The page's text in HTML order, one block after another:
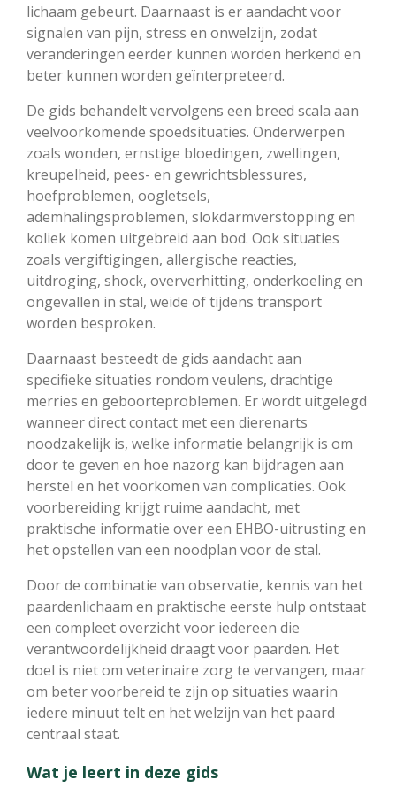
lichaam gebeurt. Daarnaast is er aandacht voor
signalen van pijn, stress en onwelzijn, zodat
veranderingen eerder kunnen worden herkend en
beter kunnen worden geïnterpreteerd.
De gids behandelt vervolgens een breed scala aan
veelvoorkomende spoedsituaties. Onderwerpen
zoals wonden, ernstige bloedingen, zwellingen,
kreupelheid, pees- en gewrichtsblessures,
hoefproblemen, oogletsels,
ademhalingsproblemen, slokdarmverstopping en
koliek komen uitgebreid aan bod. Ook situaties
zoals vergiftigingen, allergische reacties,
uitdroging, shock, oververhitting, onderkoeling en
ongevallen in stal, weide of tijdens transport
worden besproken.
Daarnaast besteedt de gids aandacht aan
specifieke situaties rondom veulens, drachtige
merries en geboorteproblemen. Er wordt uitgelegd
wanneer direct contact met een dierenarts
noodzakelijk is, welke informatie belangrijk is om
door te geven en hoe nazorg kan bijdragen aan
herstel en het voorkomen van complicaties. Ook
voorbereiding krijgt ruime aandacht, met
praktische informatie over een EHBO-uitrusting en
het opstellen van een noodplan voor de stal.
Door de combinatie van observatie, kennis van het
paardenlichaam en praktische eerste hulp ontstaat
een compleet overzicht voor iedereen die
verantwoordelijkheid draagt voor paarden. Het
doel is niet om veterinaire zorg te vervangen, maar
om beter voorbereid te zijn op situaties waarin
iedere minuut telt en het welzijn van het paard
centraal staat.
Wat je leert in deze gids